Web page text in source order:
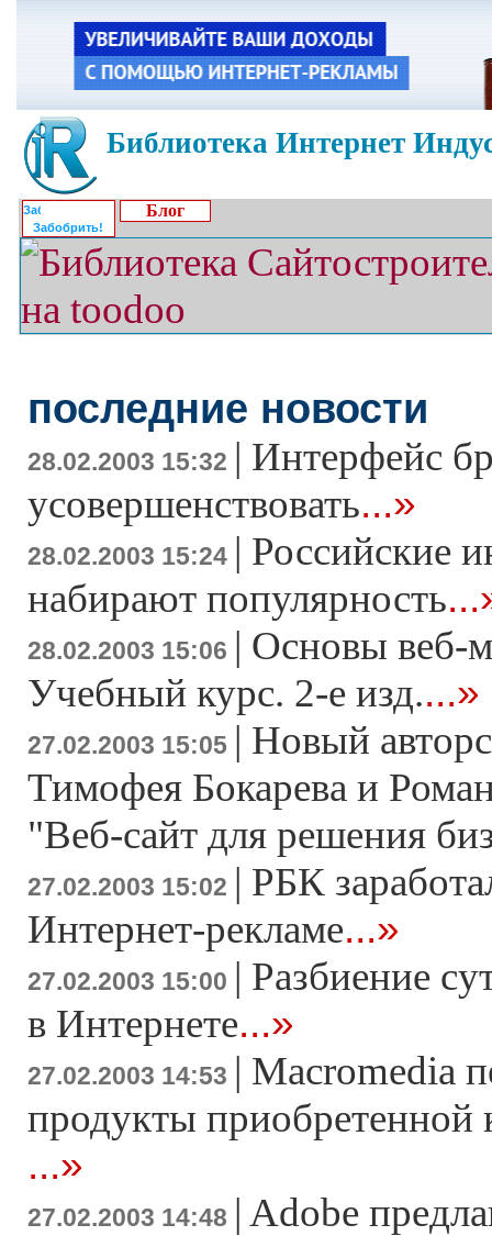
Библиотека Интернет
Забобрить!
Блог
последние новости
28.02.2003 15:32 | Интерфейс
усовершенствовать...»
28.02.2003 15:24 | Российские
набирают популярность
28.02.2003 15:06 | Основы веб-
Учебный курс. 2-е изд....»
27.02.2003 15:05 | Новый
Тимофея Бокарева и
"Веб-сайт для решения
27.02.2003 15:02 | РБК
Интернет-рекламе...»
27.02.2003 15:00 | Разбиение
в Интернете...»
27.02.2003 14:53 | Macromedia
продукты приобретенной
...»
27.02.2003 14:48 | Adobe